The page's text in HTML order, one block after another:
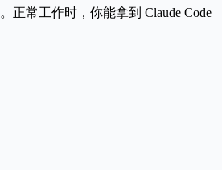
。正常工作时，你能拿到 Claude Code